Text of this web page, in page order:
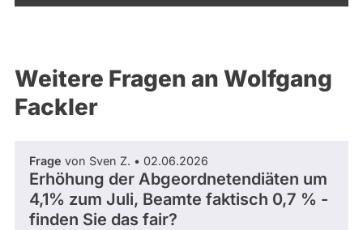
Weitere Fragen an Wolfgang
Fackler
Frage von Sven Z. • 02.06.2026
Erhöhung der Abgeordnetendiäten um
4,1% zum Juli, Beamte faktisch 0,7 % -
finden Sie das fair?